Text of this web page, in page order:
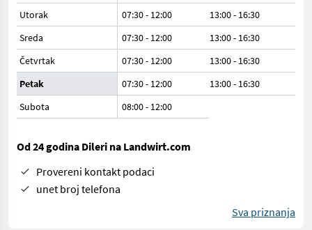
Utorak
07:30 - 12:00
13:00 - 16:30
Sreda
07:30 - 12:00
13:00 - 16:30
Četvrtak
07:30 - 12:00
13:00 - 16:30
Petak
07:30 - 12:00
13:00 - 16:30
Subota
08:00- 12:00
Od 24 godina Dileri na Landwirt.com
Provereni kontakt podaci
unet broj telefona
Sva priznanja